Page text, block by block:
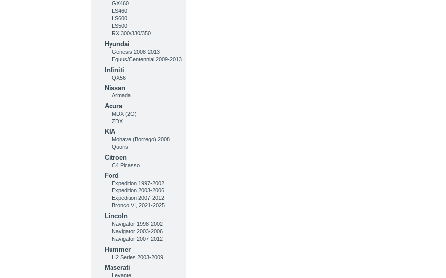
GX460
LS460
LS600
LS500
RX 300/330/350
Hyundai
Genesis 2008-2013
Equus/Centennial 2009-2013
Infiniti
QX56
Nissan
Armada
Acura
MDX (2G)
ZDX
KIA
Mohave (Borrego) 2008
Quoris
Citroen
C4 Picasso
Ford
Expedition 1997-2002
Expedition 2003-2006
Expedition 2007-2012
Bronco VI, 2021-2025
Lincoln
Navigator 1998-2002
Navigator 2003-2006
Navigator 2007-2012
Hummer
H2 Series 2003-2009
Maserati
Levante